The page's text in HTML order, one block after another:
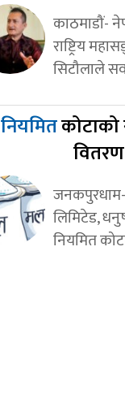
काठमाडौं-
राष्ट्रिय
सिटौलाले
नियमित
जनकपुरधाम-
लिमिटेड,
नियमित